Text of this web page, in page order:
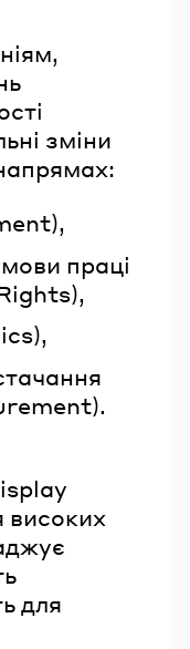
зміни
праці
високих
для